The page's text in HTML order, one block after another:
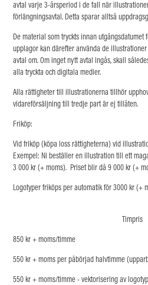
avtal varje 3-årsperiod i de fall när
förlängningsavtal. Detta sparar alltså
De material som tryckts innan utgångsdatumet
upplagor kan därefter använda de
avtal om. Om inget nytt avtal ingås, skall
alla tryckta och digitala medier. ​​​​​​
Alla rättigheter till illustrationerna tillhör
vidareförsäljning till tredje part är ej tillåten.
Friköp:
Vid friköp (köpa loss rättigheterna) vid
Exempel: Ni beställer en illustration till ett
3 000 kr (+ moms). Priset blir då 9 000 kr (+
Logotyper friköps per automatik för 3000 kr (+
Timpris
850 kr + moms/timme
550 kr + moms per påbörjad halvtimme
550 kr + moms/timme - vektorisering av